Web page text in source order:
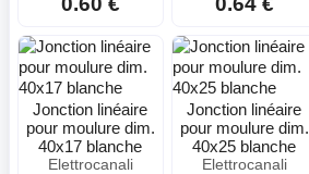
Jonction linéaire
pour moulure dim.
40x17 blanche
Elettrocanali
Jonction linéaire
pour moulure dim.
40x25 blanche
Elettrocanali